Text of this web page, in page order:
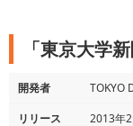
「東京大学
開発者
TOKYO
リリース
2013年